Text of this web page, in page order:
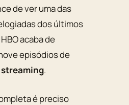
de ver uma das
dos últimos
acaba de
episódios de
.
é preciso